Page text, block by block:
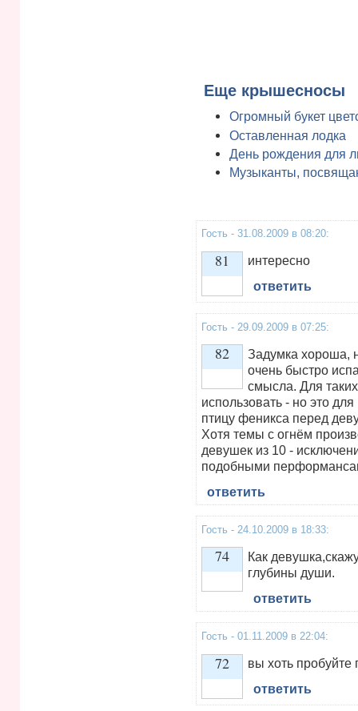
Еще крышесносы
Огромный букет
Оставленная лодка
День рождения для
Музыканты,
Гость - 31.08.2009 в 08:20:
81
Vote up!
интересно
ответить
Гость - 29.09.2009 в 07:25:
82
Задумка хороша,
очень быстро
смысла. Для
использовать - но это
птицу феникса перед
Хотя темы с огнём
девушек из 10 -
подобными
ответить
Гость - 24.10.2009 в 18:33:
74
Как
глубины души.
ответить
Гость - 01.11.2009 в 22:04:
72
Vote up!
вы хоть пробуйте
ответить